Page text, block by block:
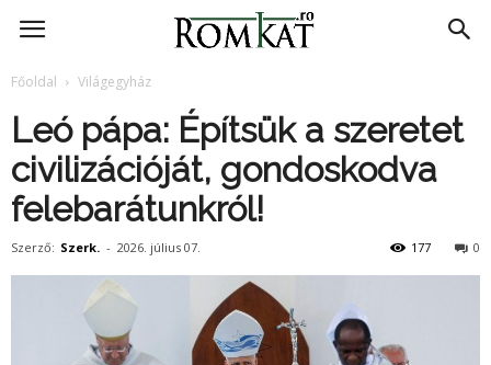
RomKat.ro
Főoldal Világegyház
Leó pápa: Építsük a szeretet
civilizációját, gondoskodva
felebarátunkról!
Szerző: Szerk. - 2026. július 07. 0
177